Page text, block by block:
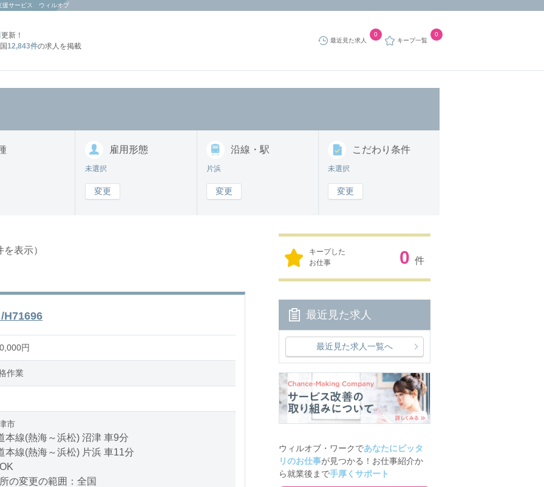
援サービス ウィルオブ
更新！
12,843件の求人を掲載
最近見た求人
0
キープ一覧
0
雇用形態
未選択
変更
沿線・駅
片浜
変更
こだわり 条件
未選択
変更
表示）
H71696
円
作業
市
本線(熱海～浜松) 沼津 車9分
本線(熱海～浜松) 片浜 車11分
の変更の範囲：全国
キープした
お仕事
0 件
最近見た求人
最近見た求人一覧へ
ウィルオブ・ワークであなたにピッタ
リのお仕事が見つかる！お仕事紹介か
ら就業後まで手厚くサポート